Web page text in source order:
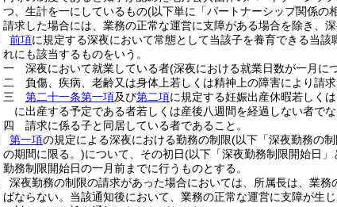
つ、生計を一にしているもの(以下単に「パートナーシップ関係の
請求した場合には、業務の正常な運営に支障がある場合を除き、
前項に規定する深夜において常態として当該子を養育できる当
れにも該当するものをいう。
一
深夜において就業している者(深夜における就業日数が一月に
二
負傷、疾病、老齢又は身体上若しくは精神上の障害により請
三
第二十一条第一項及び第二項に規定する妊娠出産休暇若しく
に出産する予定である者若しくは産後八週間を経過しない者でな
四
請求に係る子と同居している者であること。
第一項の規定による深夜における勤務の制限(以下「深夜勤務の
の期間に限る。)について、その初日(以下「深夜勤務制限開始日」
勤務制限開始日の一月前までに行うものとする。
深夜勤務の制限の請求があった場合においては、所属長は、業
ばならない。 当該通知後において、業務の正常な運営に支障が生